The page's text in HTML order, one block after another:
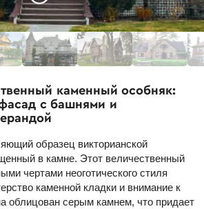
каменный особняк:
с башнями и
образец викторианской
в камне. Этот величественный
чертами неоготического стиля
каменной кладки и внимание к
облицован серым камнем, что придает